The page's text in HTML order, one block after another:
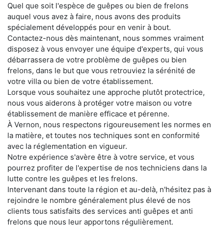
Quel que soit l'espèce de guêpes ou bien de frelons
auquel vous avez à faire, nous avons des produits
spécialement développés pour en venir à bout.
Contactez-nous dès maintenant, nous sommes vraiment
disposez à vous envoyer une équipe d'experts, qui vous
débarrassera de votre problème de guêpes ou bien
frelons, dans le but que vous retrouviez la sérénité de
votre villa ou bien de votre établissement.
Lorsque vous souhaitez une approche plutôt protectrice,
nous vous aiderons à protéger votre maison ou votre
établissement de manière efficace et pérenne.
À Vernon, nous respectons rigoureusement les normes en
la matière, et toutes nos techniques sont en conformité
avec la réglementation en vigueur.
Notre expérience s'avère être à votre service, et vous
pourrez profiter de l'expertise de nos techniciens dans la
lutte contre les guêpes et les frelons.
Intervenant dans toute la région et au-delà, n'hésitez pas à
rejoindre le nombre généralement plus élevé de nos
clients tous satisfaits des services anti guêpes et anti
frelons que nous leur apportons régulièrement.